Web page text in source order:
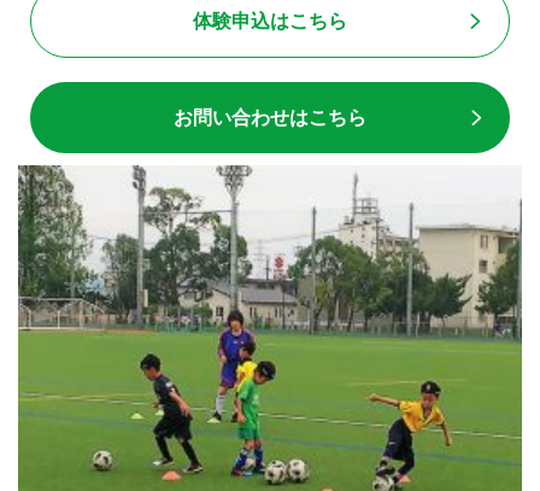
体験申込はこちら
お問い合わせはこちら